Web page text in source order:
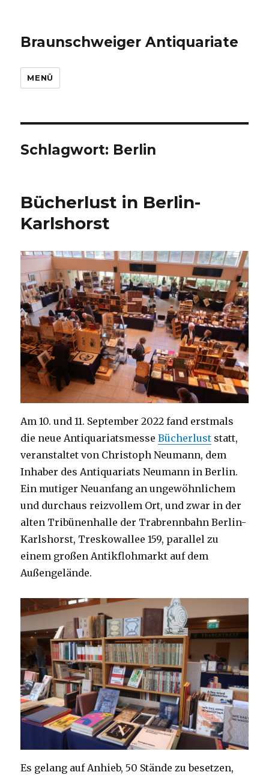
Braunschweiger Antiquariate
MENÜ
Schlagwort: Berlin
Bücherlust in Berlin-
Karlshorst
Am 10. und 11. September 2022 fand erstmals
die neue AntiquariatsmesseBücherlust statt,
veranstaltet von Christoph Neumann, dem
Inhaber des Antiquariats Neumann in Berlin.
Ein mutiger Neuanfang an ungewöhnlichem
und durchaus reizvollem Ort, und zwar in der
alten Tribünenhalle der Trabrennbahn Berlin-
Karlshorst, Treskowallee 159, parallel zu
einem großen Antikflohmarkt auf dem
Außengelände.
Es gelang auf Anhieb, 50 Stände zu besetzen,